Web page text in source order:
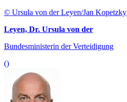
© Ursula von der Leyen/Jan Kopetzky
Leyen, Dr. Ursula von der
Bundesministerin der Verteidigung
()